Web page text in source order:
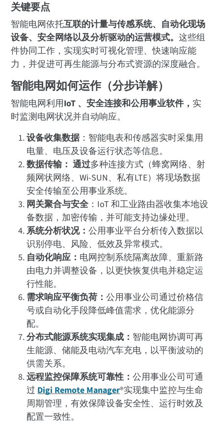
关键要点
智能电网依托互联的计量与传感系统、自动化现场
设备、安全网络以及分析驱动的运营模式。这些组
件协同工作，实现实时可视化管理、快速响应能
力，并促进可再生能源与分布式资源的深度融合。
智能电网如何运作（分步详解）
智能电网利用IoT 、安全连接和公用事业软件， 实
时监测电网状况并自动响应。
设备收集数据：智能电表和传感器实时采集用
电量、电压及设备运行状态等信息。
数据传输： 通过多种连接方式（蜂窝网络、射
频网状网络、Wi-SUN、私有LTE）将现场数据
安全传输至公用事业系统。
网关聚合与安全：IoT 和工业路由器收集本地设
备数据，加密传输，并可能支持边缘处理。
系统分析状况：公用事业平台分析传入数据以
识别停电、风险、低效及异常模式。
自动化响应 ： 电网控制系统隔离故障、重新路
由电力并调整设备，以更快恢复供电并稳定运
行性能。
需求响应平衡负荷 ：公用事业公司通过价格信
号或自动化手段降低峰值需求，优化能源分
配。
分布式能源系统实现集成 ： 智能电网协调可再
生能源、储能及电动汽车充电，以平衡波动的
供需关系。
远程监控保障系统可靠性：公用事业公司可通
过Digi Remote Manager®实现集中监控与生命
周期管理，有效保障设备安全性、运行时效及
配置一致性。